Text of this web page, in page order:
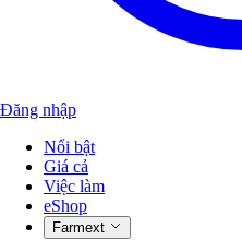
Đăng nhập
Nổi bật
Giá cả
Việc làm
eShop
Farmext